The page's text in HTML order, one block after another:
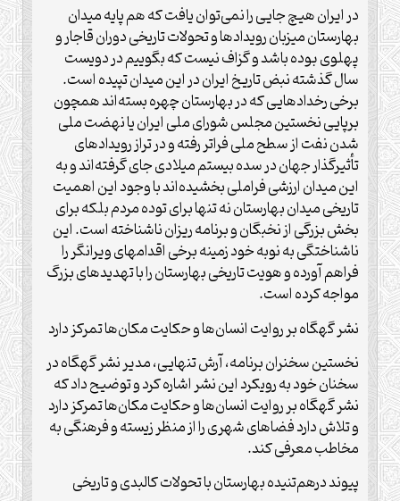
در ایران هیچ جایی را نمی‌توان یافت که هم پایه میدان
بهارستان میزبان رویدادها و تحولات تاریخی دوران قاجار و
پهلوی بوده باشد و گزاف نیست که بگوییم در دویست
سال گذشته نبض تاریخ ایران در این میدان تپیده است.
برخی رخدادهایی که در بهارستان چهره بسته‌اند همچون
برپایی نخستین مجلس شورای ملی ایران یا نهضت ملی
شدن نفت از سطح ملی فراتر رفته و در تراز رویدادهای
تأثیرگذار جهان در سده بیستم میلادی جای گرفته‌اند و به
این میدان ارزشی فراملی بخشیده‌اند با وجود این اهمیت
تاریخی میدان بهارستان نه تنها برای توده مردم بلکه برای
بخش بزرگی از نخبگان و برنامه ریزان ناشناخته است. این
ناشناختگی به نوبه خود زمینه برخی اقدامهای ویرانگر را
فراهم آورده و هویت تاریخی بهارستان را با تهدیدهای بزرگ
مواجه کرده است.
نشر گهگاه بر روایت انسان‌ها و حکایت مکان‌ها تمرکز دارد
نخستین سخنران برنامه، آرش تنهایی، مدیر نشر گهگاه در
سخنان خود به رویکرد این نشر اشاره کرد و توضیح داد که
نشر گهگاه بر روایت انسان‌ها و حکایت مکان‌ها تمرکز دارد
و تلاش دارد فضاهای شهری را از منظر زیسته و فرهنگی به
مخاطب معرفی کند.
پیوند درهم‌تنیده بهارستان با تحولات کالبدی و تاریخی